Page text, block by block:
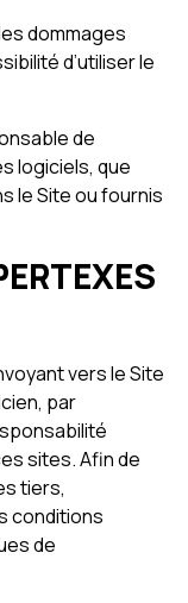
dommages
d’utiliser le
de
logiciels, que
le Site ou fournis
vers le Site
par
sites. Afin de
tiers,
conditions
de